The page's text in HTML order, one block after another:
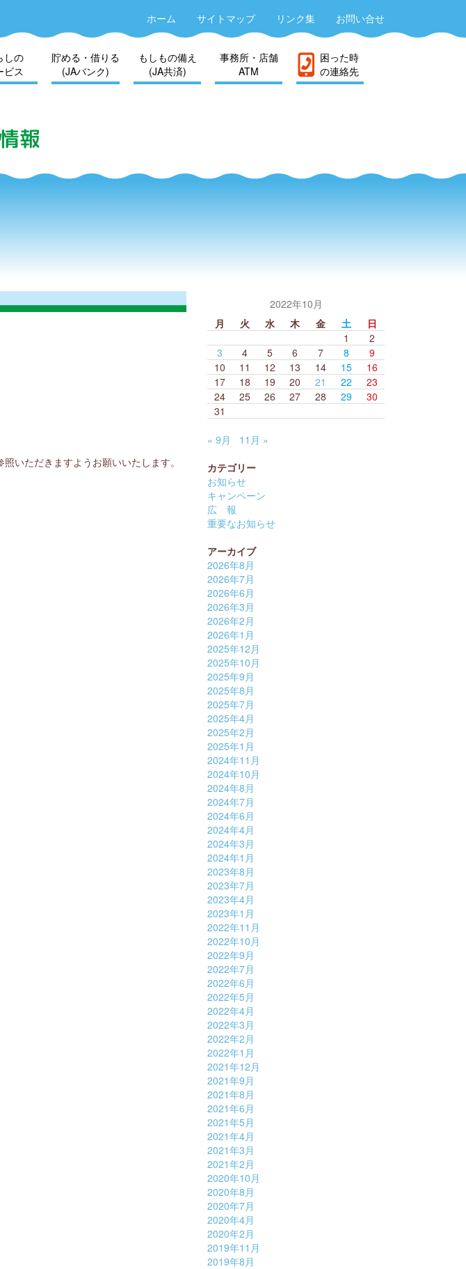
ホーム サイトマップ リンク集 お問い合せ
しの
ビス
貯める・借りる
(JAバンク)
もしもの備え
(JA共済)
事務所・店舗
ATM
困った時
の連絡先
報
いただきますようお願いいたします。
2022年10月
月
火 水 木 金 土
日
1
2
3
4 5 6 7 8
9
10
11 12 13 14 15
16
17
18 19 20 21 22
23
24
25 26 27 28 29
30
31
« 9月
11月 »
カテゴリー
お知らせ
キャンペーン
広 報
重要なお知らせ
アーカイブ
2026年8月
2026年7月
2026年6月
2026年3月
2026年2月
2026年1月
2025年12月
2025年10月
2025年9月
2025年8月
2025年7月
2025年4月
2025年2月
2025年1月
2024年11月
2024年10月
2024年8月
2024年7月
2024年6月
2024年4月
2024年3月
2024年1月
2023年8月
2023年7月
2023年4月
2023年1月
2022年11月
2022年10月
2022年9月
2022年7月
2022年6月
2022年5月
2022年4月
2022年3月
2022年2月
2022年1月
2021年12月
2021年9月
2021年8月
2021年6月
2021年5月
2021年4月
2021年3月
2021年2月
2020年10月
2020年8月
2020年7月
2020年4月
2020年2月
2019年11月
2019年8月